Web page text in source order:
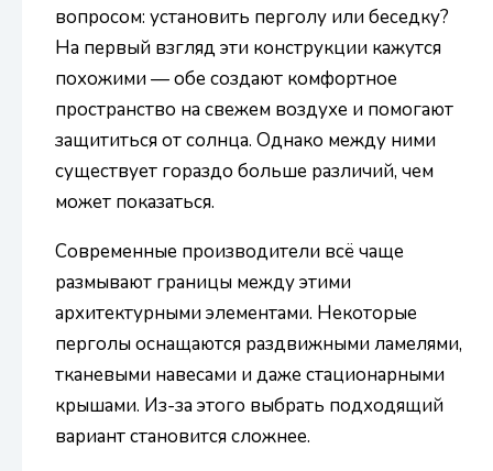
вопросом: установить перголу или беседку?
На первый взгляд эти конструкции кажутся
похожими — обе создают комфортное
пространство на свежем воздухе и помогают
защититься от солнца. Однако между ними
существует гораздо больше различий, чем
может показаться.
Современные производители всё чаще
размывают границы между этими
архитектурными элементами. Некоторые
перголы оснащаются раздвижными ламелями,
тканевыми навесами и даже стационарными
крышами. Из-за этого выбрать подходящий
вариант становится сложнее.